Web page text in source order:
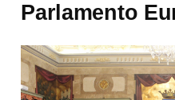
Parlamento